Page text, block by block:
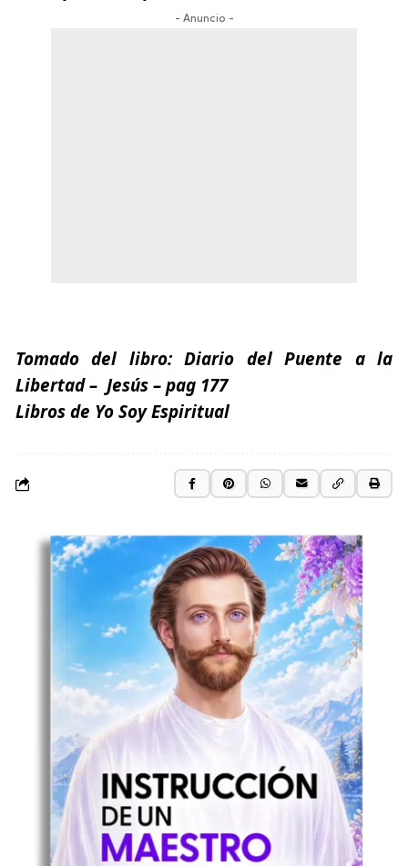
- Anuncio -
Tomado del libro:Diario del Puente a la
Libertad– Jesús – pag 177
Libros de Yo Soy Espiritual